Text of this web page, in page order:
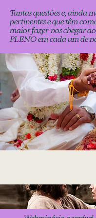
Tantas questões e, ainda
pertinentes e que têm
maior fazer-nos chegar
PLENO em cada um de